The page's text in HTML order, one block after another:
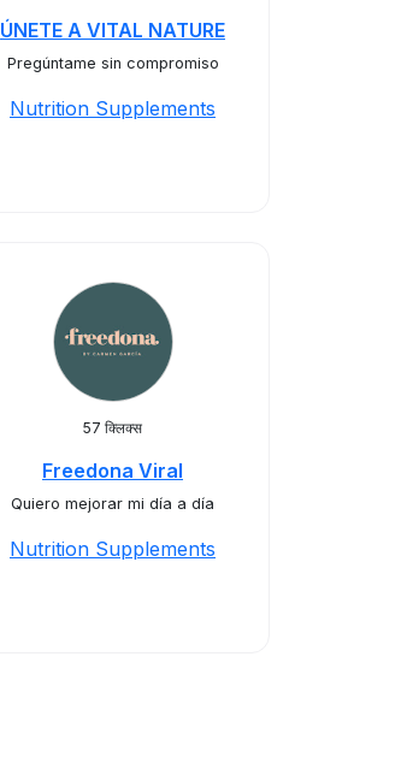
ÚNETE A VITAL NATURE
Pregúntame sin compromiso
Nutrition Supplements
57 क्लिक्स
Freedona Viral
Quiero mejorar mi día a día
Nutrition Supplements